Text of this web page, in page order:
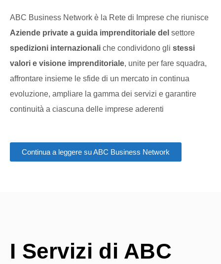
ABC Business Network è la Rete di Imprese che riunisce
Aziende private a guida imprenditoriale del settore
spedizioni internazionali che condividono gli stessi
valori e visione imprenditoriale, unite per fare squadra,
affrontare insieme le sfide di un mercato in continua
evoluzione, ampliare la gamma dei servizi e garantire
continuità a ciascuna delle imprese aderenti
Continua a leggere su ABC Business Network
I Servizi di ABC